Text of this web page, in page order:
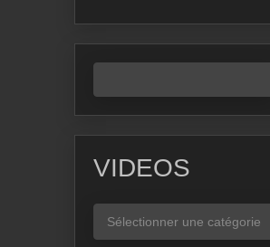
VIDEOS
VIDEOS